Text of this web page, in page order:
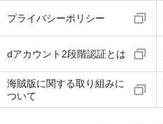
プライバシーポリシー
dアカウント2段階認証とは
海賊版に関する取り組みに
ついて